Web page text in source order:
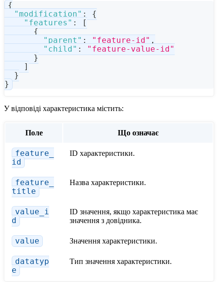
{
"modification" :
{
"features" :
[
{
"parent" : "feature-id" ,
"child" :
"feature-value-id"
}
]
}
}
У відповіді характеристика містить:
Поле Що означає
feature_
id
ID характеристики.
feature_
title
Назва характеристики.
value_i
d
ID значення, якщо характеристика має
значення з довідника.
value Значення характеристики.
datatyp
e
Тип значення характеристики.